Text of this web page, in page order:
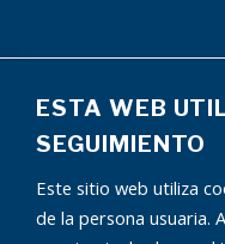
Mapa del sitio
Política de Cookies
ESTA WEB
SEGUIMIENTO
Este sitio web utiliza
de la persona usuaria.